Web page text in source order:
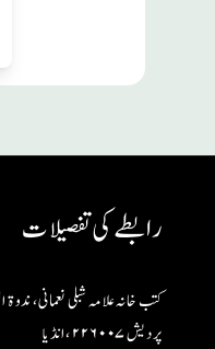
رابطے کی تفصیلات
کتب خانہ علامہ شبلی نعمانی، ندوۃ
پردیش ۲۲۶۰۰۷ ،انڈیا